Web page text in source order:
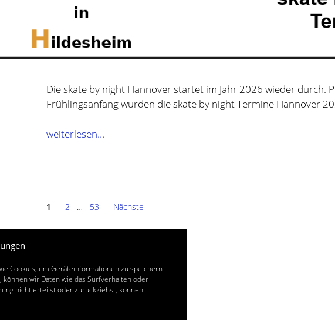
Cookies, um Geräteinformationen zu speichern
wir Daten wie das Surfverhalten oder
nicht erteilst oder zurückziehst, können
Die skate by night Hannover startet im Jahr 2026 wieder durch.
Frühlingsanfang wurden die skate by night Termine Hannover
weiterlesen…
Termine
Seitennummerierung
der
Beiträge
1 2 … 53 Nächste